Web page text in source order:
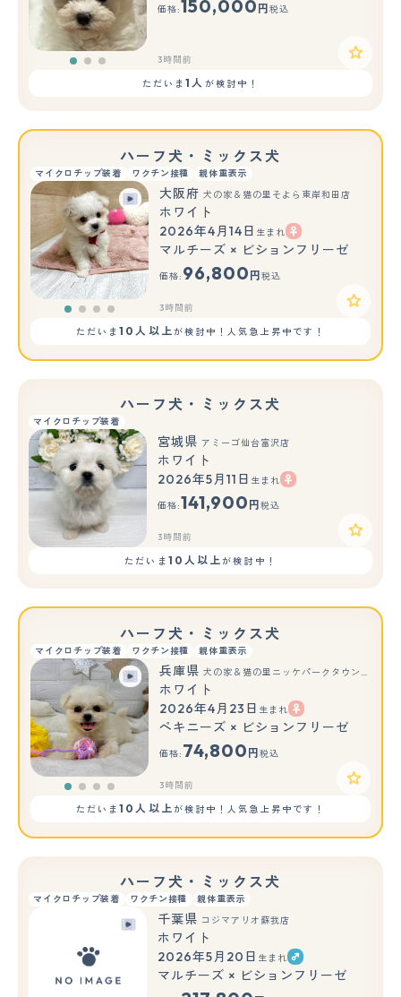
価格:150,000 円 税込
3時間前
ただいま1人 が検討中！
ハーフ犬・ミックス犬
マイクロチップ装着 ワクチン接種 親体重表示
大阪府 犬の家＆猫の里そよら東岸和田店
ホワイト
2026年4月14日 生まれ
マルチーズ × ビションフリーゼ
価格: 96,800 円 税込
3時間前
ただいま10人以上が検討中！人気急上昇中です！
ハーフ犬・ミックス犬
マイクロチップ装着
宮城県 アミーゴ仙台富沢店
ホワイト
2026年5月11日 生まれ
価格:141,900 円 税込
3時間前
ただいま 10人以上が検討中！
ハーフ犬・ミックス犬
マイクロチップ装着 ワクチン接種 親体重表示
兵庫県 犬の家＆猫の里ニッケパークタウン加古川店
ホワイト
2026年4月23日 生まれ
ペキニーズ × ビションフリーゼ
価格: 74,800 円 税込
3時間前
ただいま10人以上が検討中！人気急上昇中です！
ハーフ犬・ミックス犬
マイクロチップ装着 ワクチン接種 親体重表示
千葉県 コジマアリオ蘇我店
ホワイト
2026年5月20日 生まれ
マルチーズ × ビションフリーゼ